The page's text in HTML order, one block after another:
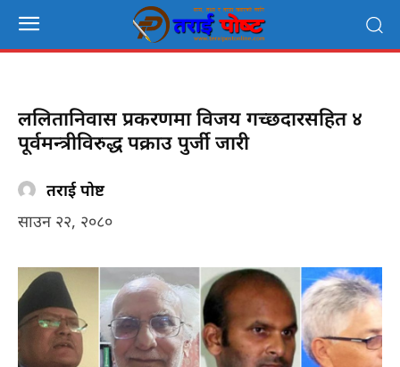
ललितानिवास प्रकरणमा विजय गच्छदारसहित ४
पूर्वमन्त्रीविरुद्ध पक्राउ पुर्जी जारी
तराई पोष्ट
साउन २२, २०८०